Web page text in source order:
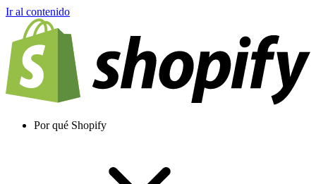
Ir al contenido
Por qué Shopify